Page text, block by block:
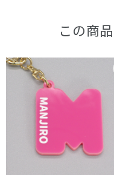
この商